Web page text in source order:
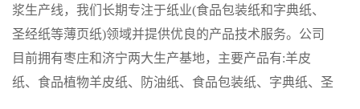
浆生产线，我们长期专注于纸业(食品包装纸和字典纸、
圣经纸等薄页纸)领域并提供优良的产品技术服务。公司
目前拥有枣庄和济宁两大生产基地，主要产品有:羊皮
纸、食品植物羊皮纸、防油纸、食品包装纸、字典纸、圣